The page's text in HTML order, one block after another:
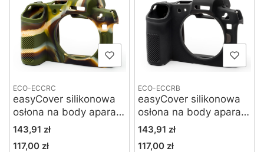
ECO-ECCRC
easyCover silikonowa
osłona na body aparatu
Canon EOS R / Ra -
kamuflaż
Cena
143,91 zł
Cena
117,00 zł
ECO-ECCRB
easyCover silikonowa
osłona na body aparatu
Canon EOS R / Ra
czarna
Cena
143,91 zł
Cena
117,00 zł